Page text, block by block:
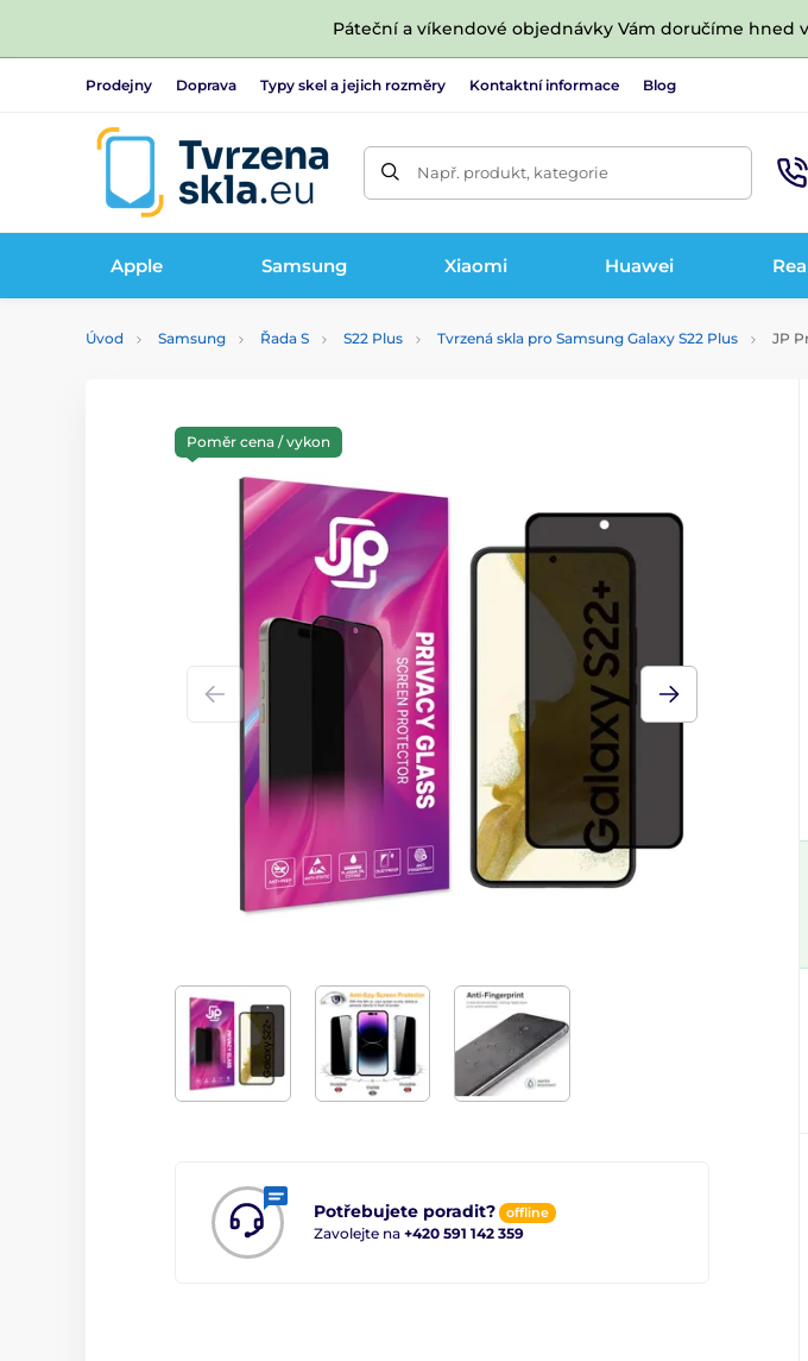
Páteční a víkendové objednávky Vám doručíme hned
Prodejny Doprava Typy skel a jejich rozměry Kontaktní informace Blog
Např. produkt, kategorie
Apple Samsung Xiaomi Huawei
Úvod Samsung Řada S S22 Plus Tvrzená skla pro Samsung Galaxy S22 Plus JP
Potřebujete poradit? offline
Zavolejte na +420 591 142 359
Poměr cena / vykon